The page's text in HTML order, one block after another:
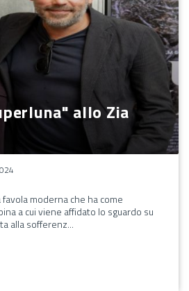
allo Zia
moderna che ha come
a cui viene affidato lo sguardo su
alla sofferenz...